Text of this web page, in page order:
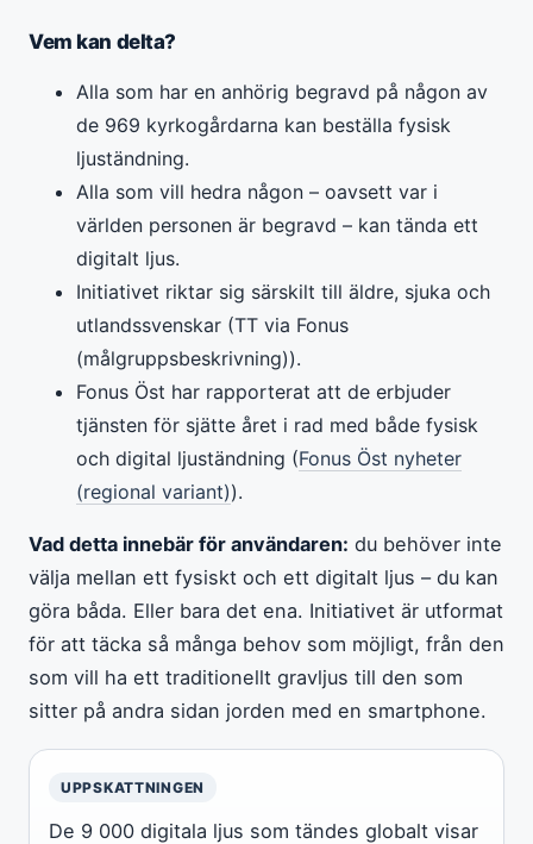
Vem kan delta?
Alla som har en anhörig begravd på någon av
de 969 kyrkogårdarna kan beställa fysisk
ljuständning.
Alla som vill hedra någon – oavsett var i
världen personen är begravd – kan tända ett
digitalt ljus.
Initiativet riktar sig särskilt till äldre, sjuka och
utlandssvenskar (TT via Fonus
(målgruppsbeskrivning)).
Fonus Öst har rapporterat att de erbjuder
tjänsten för sjätte året i rad med både fysisk
och digital ljuständning (Fonus Öst nyheter
(regional variant)).
Vad detta innebär för användaren: du behöver inte
välja mellan ett fysiskt och ett digitalt ljus – du kan
göra båda. Eller bara det ena. Initiativet är utformat
för att täcka så många behov som möjligt, från den
som vill ha ett traditionellt gravljus till den som
sitter på andra sidan jorden med en smartphone.
UPPSKATTNINGEN
De 9 000 digitala ljus som tändes globalt visar